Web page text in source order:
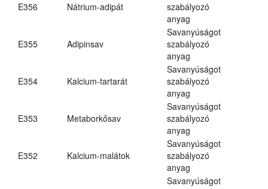
E356 Nátrium-adipát
szabályozó
anyag
E355 Adipinsav
Savanyúságot
szabályozó
anyag
E354 Kalcium-tartarát
Savanyúságot
szabályozó
anyag
E353 Metaborkősav
Savanyúságot
szabályozó
anyag
E352 Kalcium-malátok
Savanyúságot
szabályozó
anyag
Savanyúságot